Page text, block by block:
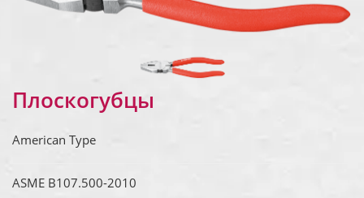
Плоскогубцы
American Type
ASME B107.500-2010